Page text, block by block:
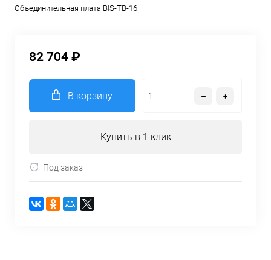
Объединительная плата BIS-TB-16
82 704 ₽
В корзину
Купить в 1 клик
Под заказ